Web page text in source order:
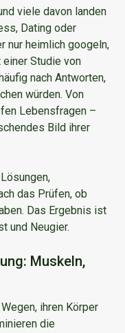
viele davon landen
Dating oder
nur heimlich googeln,
einer Studie von
nach Antworten,
würden. Von
Lebensfragen –
Bild ihrer
das Prüfen, ob
Das Ergebnis ist
und Neugier.
Muskeln,
ihren Körper
die